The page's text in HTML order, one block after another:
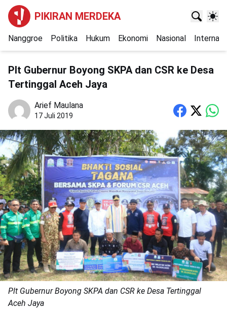
PIKIRAN MERDEKA
Nanggroe Politika Hukum Ekonomi Nasional
Plt Gubernur Boyong SKPA dan CSR ke Desa
Tertinggal Aceh Jaya
Arief Maulana
17 Juli 2019
Plt Gubernur Boyong SKPA dan CSR ke Desa Tertinggal
Aceh Jaya